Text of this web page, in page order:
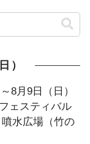
）
8月9日（日）
ェスティバル
水広場（竹の